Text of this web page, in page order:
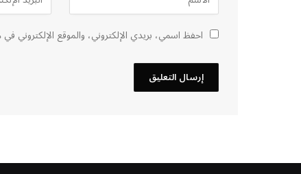
احفظ اسمي، بريدي الإلكتروني، والموقع الإلكتروني